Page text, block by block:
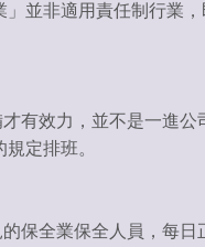
」並非適用責任制行業
有效力，並不是一進公
定排班。
保全業保全人員，每日